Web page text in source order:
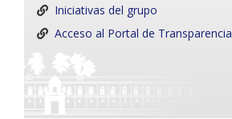
Iniciativas del grupo
Acceso al Portal de Transparencia